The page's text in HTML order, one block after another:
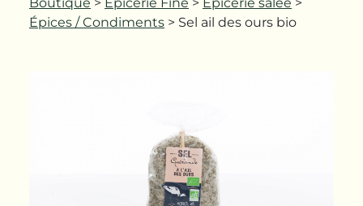
Épices / Condiments > Sel ail des ours bio